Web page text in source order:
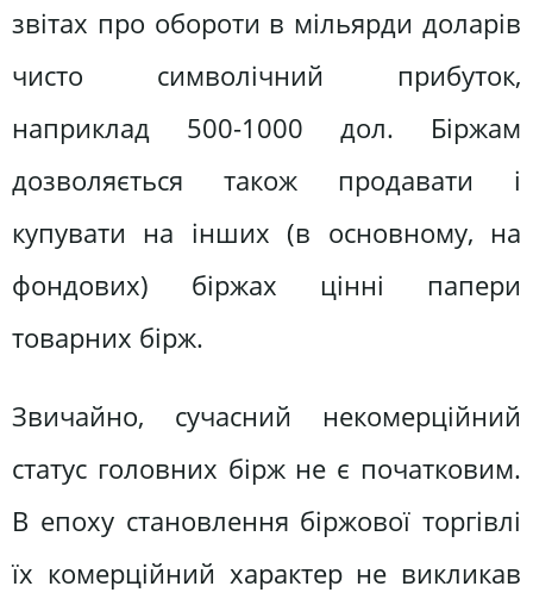
звітах про обороти в мільярди доларів
чисто символічний прибуток,
наприклад 500-1000 дол. Біржам
дозволяється також продавати і
купувати на інших (в основному, на
фондових) біржах цінні папери
товарних бірж.
Звичайно, сучасний некомерційний
статус головних бірж не є початковим.
В епоху становлення біржової торгівлі
їх комерційний характер не викликав